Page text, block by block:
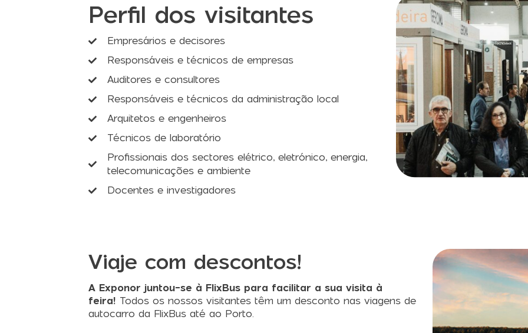
Perfil dos visitantes
Empresários e decisores
Responsáveis e técnicos de empresas
Auditores e consultores
Responsáveis e técnicos da administração local
Arquitetos e engenheiros
Técnicos de laboratório
Profissionais dos sectores elétrico, eletrónico, energia,
telecomunicações e ambiente
Docentes e investigadores
Viaje com descontos!
A Exponor juntou-se à FlixBus para facilitar a sua visita à
feira! Todos os nossos visitantes têm um desconto nas viagens de
autocarro da FlixBus até ao Porto.